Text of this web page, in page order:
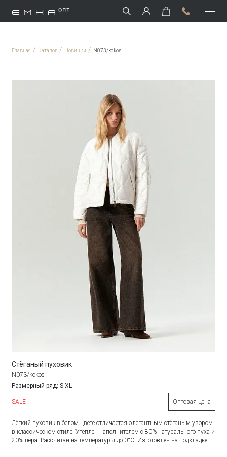
Главная / Каталог / Новинки / N073/kokos
Стёганый пуховик
N073/kokos
Размерный ряд: S-XL
SALE Оптовая цена
Лёгкий пуховик в белом цвете отличается элегантным стёганым узором
в классическом стиле. Утеплен наполнителем с 80% натурального пуха и
20% пера. Рассчитан на температуры до 0°C. Изготовлен на подкладке.